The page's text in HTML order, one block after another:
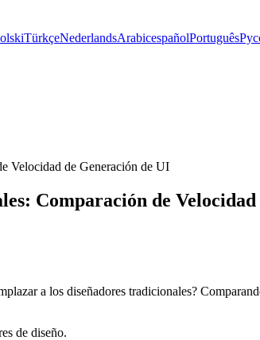
TürkçeNederlandsArabicespañolPortuguês
Velocidad de Generación de UI
Comparación de
a los diseñadores tradicionales?
de diseño.